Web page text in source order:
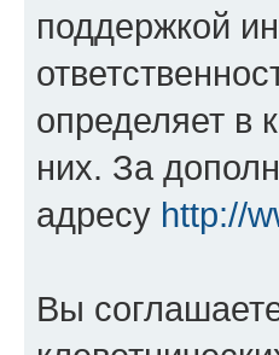
поддержкой
определяет в
них. За
адресу http://
Вы